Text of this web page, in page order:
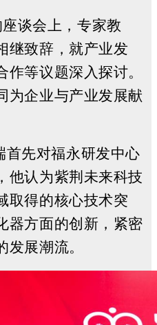
谈会上，专家教
继致辞，就产业发
等议题深入探讨。
为企业与产业发展献
先对福永研发中心
他认为紫荆未来科技
取得的核心技术突
器方面的创新，紧密
发展潮流。